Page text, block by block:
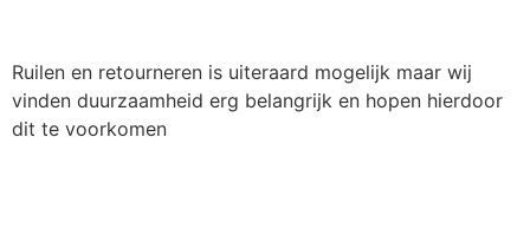
Ruilen en retourneren is uiteraard mogelijk maar wij
vinden duurzaamheid erg belangrijk en hopen hierdoor
dit te voorkomen